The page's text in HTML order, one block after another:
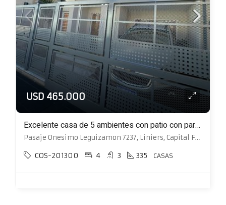
USD 465.000
Excelente casa de 5 ambientes con patio con parrilla y pileta
Pasaje Onesimo Leguizamon 7237, Liniers, Capital Federal
COS-201300 4 3 335 CASAS